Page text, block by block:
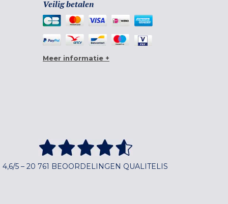
Veilig betalen
Meer informatie +
4,6/5 – 20 761 BEOORDELINGEN QUALITELIS